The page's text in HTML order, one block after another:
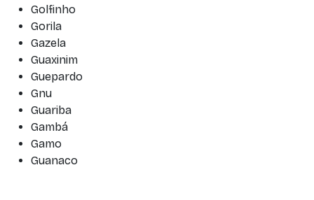
Golfinho
Gorila
Gazela
Guaxinim
Guepardo
Gnu
Guariba
Gambá
Gamo
Guanaco